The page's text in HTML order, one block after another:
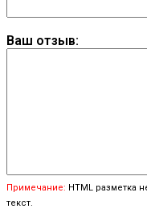
Ваш отзыв:
Примечание: HTML разметка
текст.